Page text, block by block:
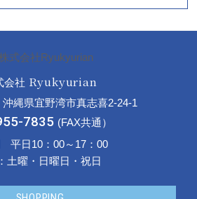
会社 Ryukyurian
縄県宜野湾市真志喜2-24-1
7835 (FAX共通）
平日10：00～17：00
土曜・日曜日・祝日